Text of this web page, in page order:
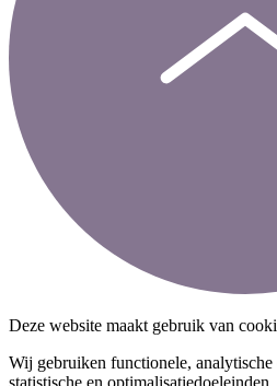
Deze website maakt gebruik van
Wij gebruiken functionele,